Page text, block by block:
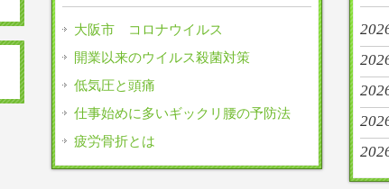
大阪市 コロナウイルス
開業以来のウイルス殺菌対策
低気圧と頭痛
仕事始めに多いギックリ腰の予防法
疲労骨折とは